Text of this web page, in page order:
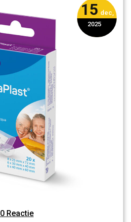
15 dec,
2025
0 Reactie